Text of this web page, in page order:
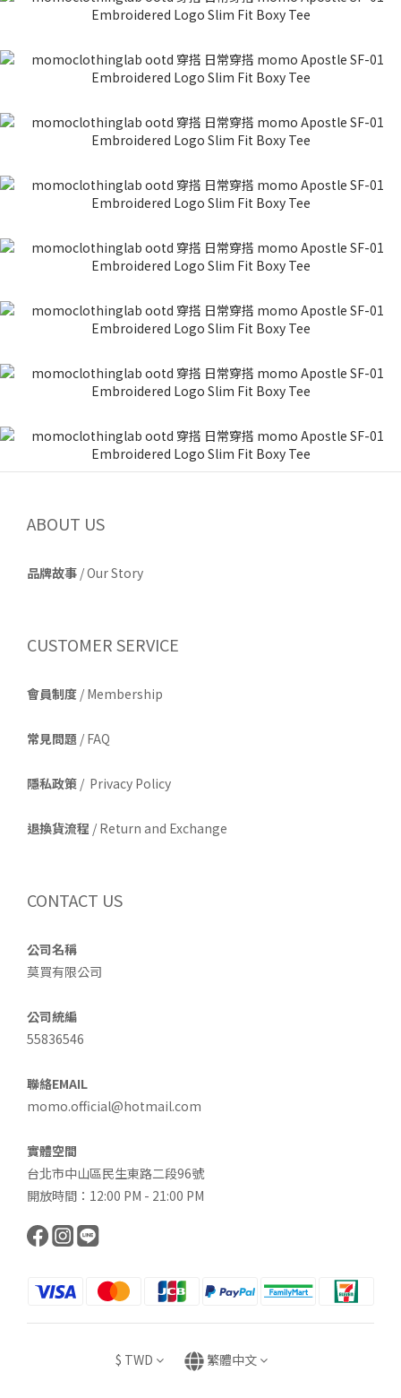
ABOUT US
品牌故事 /Our Story
CUSTOMER SERVICE
會員制度 / Membership
常見問題 / FAQ
隱私政策 / Privacy Policy
退換貨流程 / Return and Exchange
CONTACT US
公司名稱
莫買有限公司
公司統編
55836546
聯絡EMAIL
momo.official@hotmail.com
實體空間
台北市中山區民生東路二段96號
開放時間：12:00 PM - 21:00 PM
$ TWD 繁體中文